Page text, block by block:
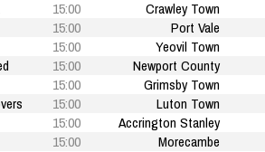
15:00
Crawley Town
15:00
Port Vale
15:00
Yeovil Town
15:00
Newport County
15:00
Grimsby Town
15:00
Luton Town
15:00
Accrington Stanley
15:00 Morecambe